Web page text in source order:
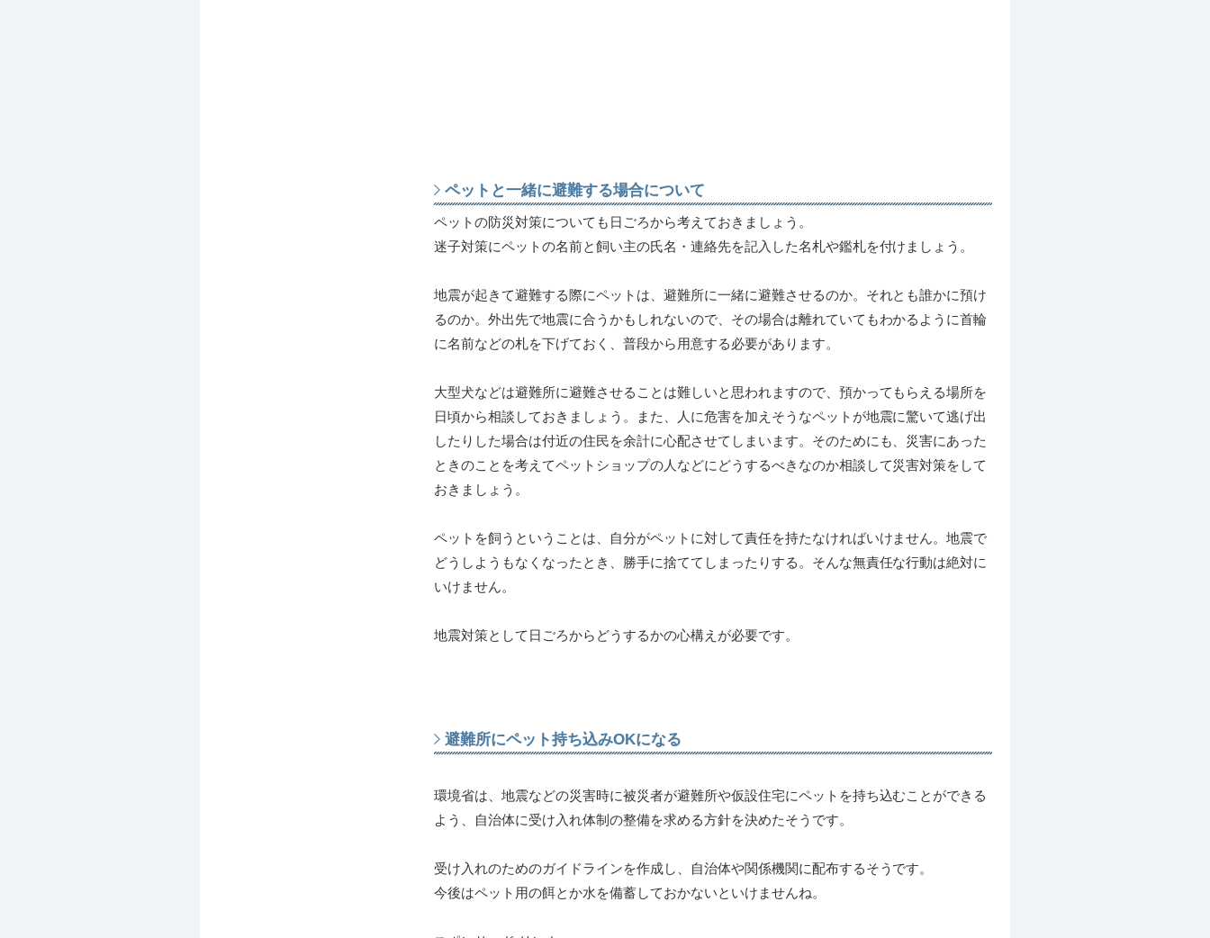
ペットと一緒に避難する場合について
ペットの防災対策についても日ごろから考えておきましょう。
迷子対策にペットの名前と飼い主の氏名・連絡先を記入した名札や鑑札を付けましょう。
地震が起きて避難する際にペットは、避難所に一緒に避難させるのか。それとも誰かに預け
るのか。外出先で地震に合うかもしれないので、その場合は離れていてもわかるように首輪
に名前などの札を下げておく、普段から用意する必要があります。
大型犬などは避難所に避難させることは難しいと思われますので、預かってもらえる場所を
日頃から相談しておきましょう。また、人に危害を加えそうなペットが地震に驚いて逃げ出
したりした場合は付近の住民を余計に心配させてしまいます。そのためにも、災害にあった
ときのことを考えてペットショップの人などにどうするべきなのか相談して災害対策をして
おきましょう。
ペットを飼うということは、自分がペットに対して責任を持たなければいけません。地震で
どうしようもなくなったとき、勝手に捨ててしまったりする。そんな無責任な行動は絶対に
いけません。
地震対策として日ごろからどうするかの心構えが必要です。
避難所にペット持ち込みOKになる
環境省は、地震などの災害時に被災者が避難所や仮設住宅にペットを持ち込むことができる
よう、自治体に受け入れ体制の整備を求める方針を決めたそうです。
受け入れのためのガイドラインを作成し、自治体や関係機関に配布するそうです。
今後はペット用の餌とか水を備蓄しておかないといけませんね。